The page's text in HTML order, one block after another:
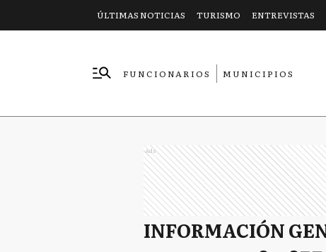
ÚLTIMAS NOTICIAS TURISMO ENTREVISTAS
FUNCIONARIOS
MUNICIPIOS
Ads
INFORMACIÓN